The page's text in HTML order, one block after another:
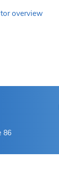
overview
86